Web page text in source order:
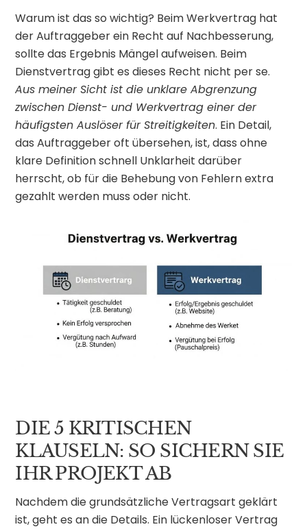
Warum ist das so wichtig? Beim Werkvertrag hat
der Auftraggeber ein Recht auf Nachbesserung,
sollte das Ergebnis Mängel aufweisen. Beim
Dienstvertrag gibt es dieses Recht nicht per se.
Aus meiner Sicht ist die unklare Abgrenzung
zwischen Dienst- und Werkvertrag einer der
häufigsten Auslöser für Streitigkeiten. Ein Detail,
das Auftraggeber oft übersehen, ist, dass ohne
klare Definition schnell Unklarheit darüber
herrscht, ob für die Behebung von Fehlern extra
gezahlt werden muss oder nicht.
DIE 5 KRITISCHEN
KLAUSELN: SO SICHERN SIE
IHR PROJEKT AB
Nachdem die grundsätzliche Vertragsart geklärt
ist, geht es an die Details. Ein lückenloser Vertrag